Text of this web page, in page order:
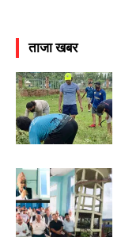
ताजा खबर